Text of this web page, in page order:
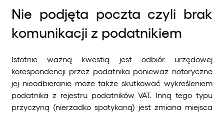
Nie podjęta poczta czyli brak
komunikacji z podatnikiem
Istotnie ważną kwestią jest odbiór urzędowej
korespondencji przez podatnika ponieważ notoryczne
jej nieodbieranie może także skutkować wykreśleniem
podatnika z rejestru podatników VAT. Inną tego typu
przyczyną (nierzadko spotykaną) jest zmiana miejsca